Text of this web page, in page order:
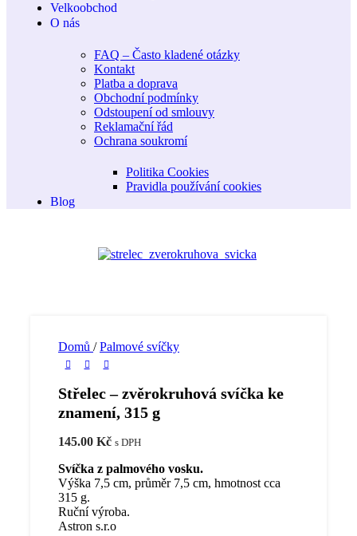
Velkoobchod
O nás
FAQ – Často kladené otázky
Kontakt
Platba a doprava
Obchodní podmínky
Odstoupení od smlouvy
Reklamační řád
Ochrana soukromí
Politika Cookies
Pravidla používání cookies
Blog
Domů / Palmové svíčky
Střelec – zvěrokruhová svíčka ke
znamení, 315 g
145.00 Kč s DPH
Svíčka z palmového vosku.
Výška 7,5 cm, průměr 7,5 cm, hmotnost cca
315 g.
Ruční výroba.
Astron s.r.o